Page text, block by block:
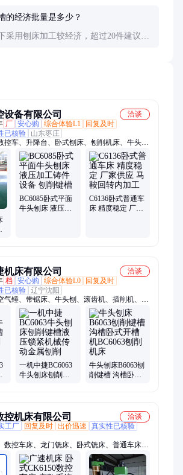
的经济批量是多少？
采用刨床加工较经济，超过20件建议考
设备有限公司
洽谈
厂 安心购 综合体验L1
回复及时
已核验
山东枣庄
控车、升降台、卧式刨床、刨削机床、牛头刨
铣床、金属设备、切削机床、马鞍车床、数控
钻铣机床、数控铣床、钢筋锯床、金属车削、
轮、回转车床、深孔钻床、床身铣床、金属工
控机床
BC6085卧式平面
牛头刨床 液压加
C6136卧式普通车
床 精度稳定 厂家
机床有限公司
洽谈
档 安心购 综合体验L0
回复及时
已核验 辽宁沈阳
气锤、带锯床、牛头刨、滚齿机、插削机、磨
磨机、液压机、模具机、插床机、插齿机、铣
磨床、切削机、摇臂钻、油压机、插槽机、炮
铣床、落地车床、立式插销
一机中捷BC6063
牛头刨床刨削键
牛头刨床B6063刨
削键槽 沟槽卧式
控机床有限公司
洽谈
工厂 回复及时 出价迅速
真实性已核验
数控车床、龙门铣床、卧式铣床、普通车床、
床、斜车、立车、插床、钻攻中心、数控铣床